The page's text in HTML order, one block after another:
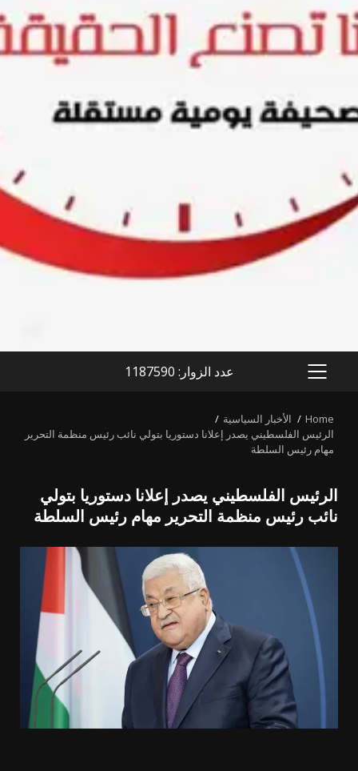
PRIMARY
عدد الزوار: 1187590
Home
الأخبار السياسية
الرئيس الفلسطيني يصدر إعلانا دستوريا بتولي نائب رئيس منظمة التحرير
مهام رئيس السلطة
الرئيس الفلسطيني يصدر إعلانا دستوريا بتولي
نائب رئيس منظمة التحرير مهام رئيس السلطة